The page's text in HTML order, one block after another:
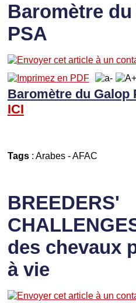
Baromètre
PSA
Baromètre du Galop
ICI
Tags: Arabes-AFAC
BREEDERS'
des chevaux
à vie